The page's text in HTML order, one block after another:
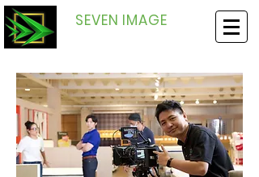
SEVEN IMAGE